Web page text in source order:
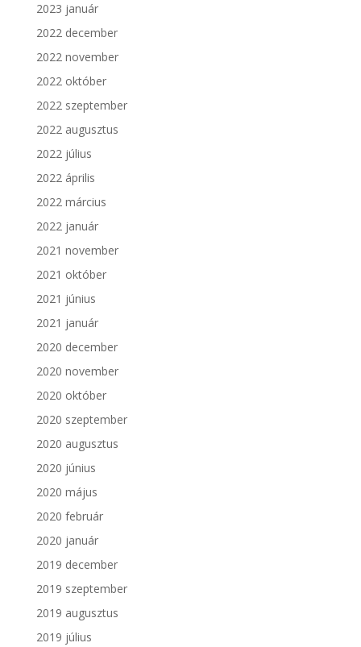
2023 január
2022 december
2022 november
2022 október
2022 szeptember
2022 augusztus
2022 július
2022 április
2022 március
2022 január
2021 november
2021 október
2021 június
2021 január
2020 december
2020 november
2020 október
2020 szeptember
2020 augusztus
2020 június
2020 május
2020 február
2020 január
2019 december
2019 szeptember
2019 augusztus
2019 július